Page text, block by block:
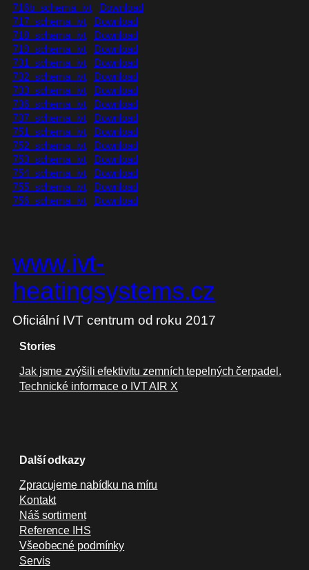
716b_schema_ivt
Download
717_schema_ivt
Download
718_schema_ivt
Download
719_schema_ivt
Download
731_schema_ivt
Download
732_schema_ivt
Download
733_schema_ivt
Download
736_schema_ivt
Download
737_schema_ivt
Download
751_schema_ivt
Download
752_schema_ivt
Download
753_schema_ivt
Download
754_schema_ivt
Download
755_schema_ivt
Download
756_schema_ivt
Download
www.ivt-
heatingsystems.cz
Oficiální IVT centrum od roku 2017
Stories
Jak jsme zvýšili efektivitu zemních tepelných čerpadel.
Technické informace o IVT AIR X
Další odkazy
Zpracujeme nabídku na míru
Kontakt
Náš sortiment
Reference IHS
Všeobecné podmínky
Servis